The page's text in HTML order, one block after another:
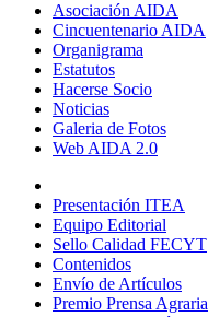
Asociación AIDA
Cincuentenario AIDA
Organigrama
Estatutos
Hacerse Socio
Noticias
Galeria de Fotos
Web AIDA 2.0
Presentación ITEA
Equipo Editorial
Sello Calidad FECYT
Contenidos
Envío de Artículos
Premio Prensa Agraria